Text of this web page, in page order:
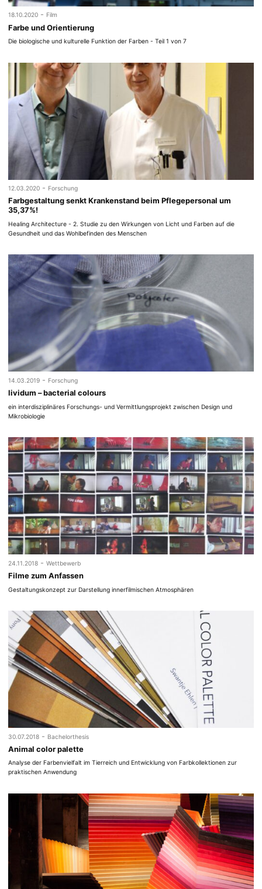
18.10.2020 - Film
Farbe und Orientierung
Die biologische und kulturelle Funktion der Farben - Teil 1 von 7
12.03.2020 - Forschung
Farbgestaltung senkt Krankenstand beim Pflegepersonal um
35,37%!
Healing Architecture - 2. Studie zu den Wirkungen von Licht und Farben auf die
Gesundheit und das Wohlbefinden des Menschen
14.03.2019 - Forschung
lividum – bacterial colours
ein interdisziplinäres Forschungs- und Vermittlungsprojekt zwischen Design und
Mikrobiologie
24.11.2018 - Wettbewerb
Filme zum Anfassen
Gestaltungskonzept zur Darstellung innerfilmischen Atmosphären
30.07.2018 - Bachelorthesis
Animal color palette
Analyse der Farbenvielfalt im Tierreich und Entwicklung von Farbkollektionen zur
praktischen Anwendung